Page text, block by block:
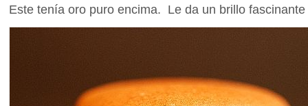
Este tenía oro puro encima. Le da un brillo